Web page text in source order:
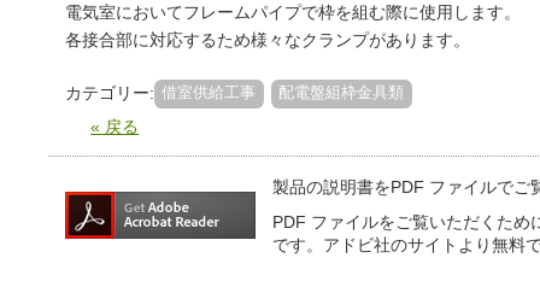
電気室においてフレームパイプで枠を組む際に使用します。
各接合部に対応するため様々なクランプがあります。
カテゴリー: 借室供給工事 配電盤組枠金具類
« 戻る
製品の説明書をPDF ファイルでご
PDF ファイルをご覧いただくため
です。アドビ社のサイトより無料